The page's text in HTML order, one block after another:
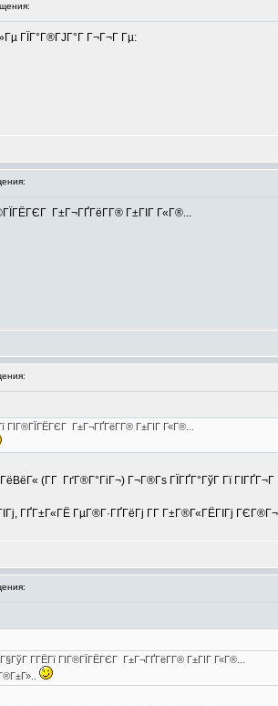
ГЇГ°Г®ГЈГ°Г Г¬Г¬Г Гµ:
Г±Г¬ГҐГёГ­Г® Г±ГІГ Г«Г®...
ГІГ®ГЇГЁГЄГ Г±Г¬ГҐГёГ­Г® Г±ГІГ Г«Г®...
(Г­Г ГґГ®Г°ГіГ¬) Г¬Г®Гѕ ГЇГҐГ°ГўГ Гї
ГҐГ±Г«ГЁ ГµГ®Г·ГҐГёГј Г­Г Г±Г®Г«ГЁГІГј
Г­ГЁГї ГІГ®ГЇГЁГЄГ Г±Г¬ГҐГёГ­Г® Г±ГІГ Г«Г®...